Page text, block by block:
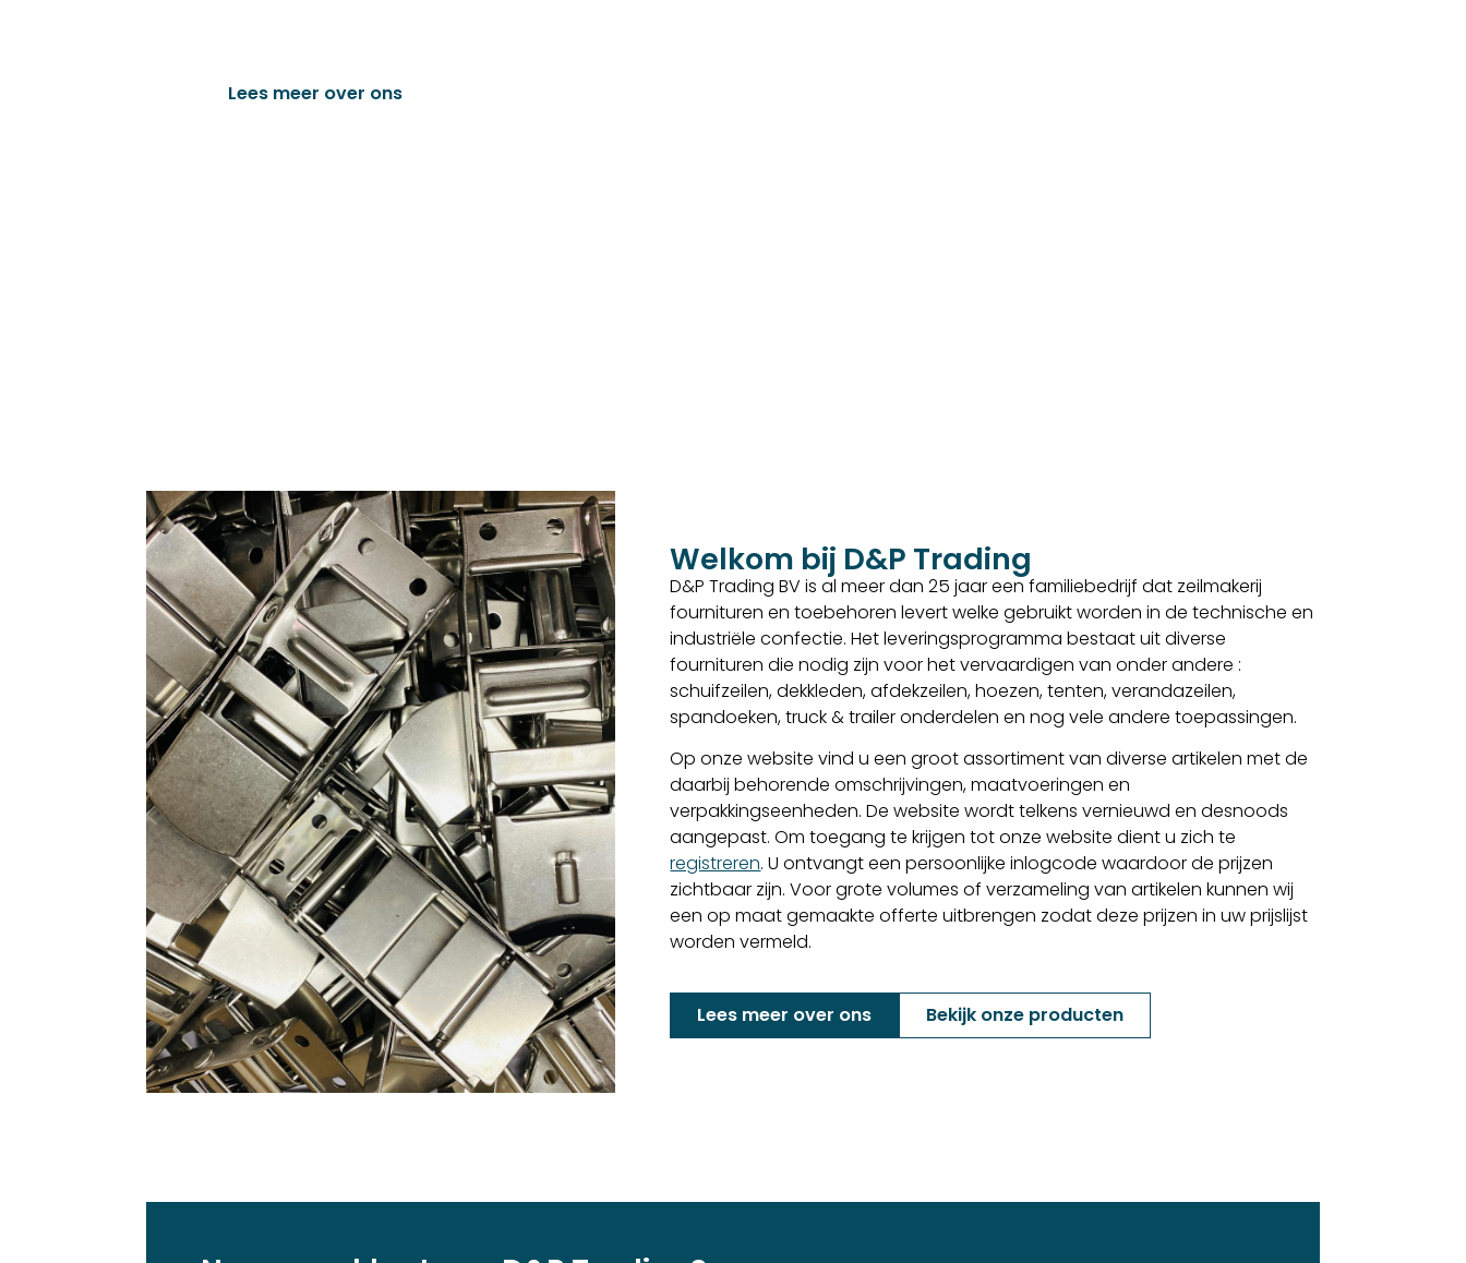
Lees meer over ons
Welkom bij D&P Trading
D&P Trading BV is al meer dan 25 jaar een familiebedrijf dat zeilmakerij
fournituren en toebehoren levert welke gebruikt worden in de technische en
industriële confectie. Het leveringsprogramma bestaat uit diverse
fournituren die nodig zijn voor het vervaardigen van onder andere :
schuifzeilen, dekkleden, afdekzeilen, hoezen, tenten, verandazeilen,
spandoeken, truck & trailer onderdelen en nog vele andere toepassingen.
Op onze website vind u een groot assortiment van diverse artikelen met de
daarbij behorende omschrijvingen, maatvoeringen en
verpakkingseenheden. De website wordt telkens vernieuwd en desnoods
aangepast. Om toegang te krijgen tot onze website dient u zich te
registreren. U ontvangt een persoonlijke inlogcode waardoor de prijzen
zichtbaar zijn. Voor grote volumes of verzameling van artikelen kunnen wij
een op maat gemaakte offerte uitbrengen zodat deze prijzen in uw prijslijst
worden vermeld.
Lees meer over ons Bekijk onze producten